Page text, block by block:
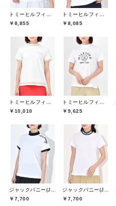
￥8,855
￥8,085
￥10,010
￥9,625
￥7,700
￥7,700